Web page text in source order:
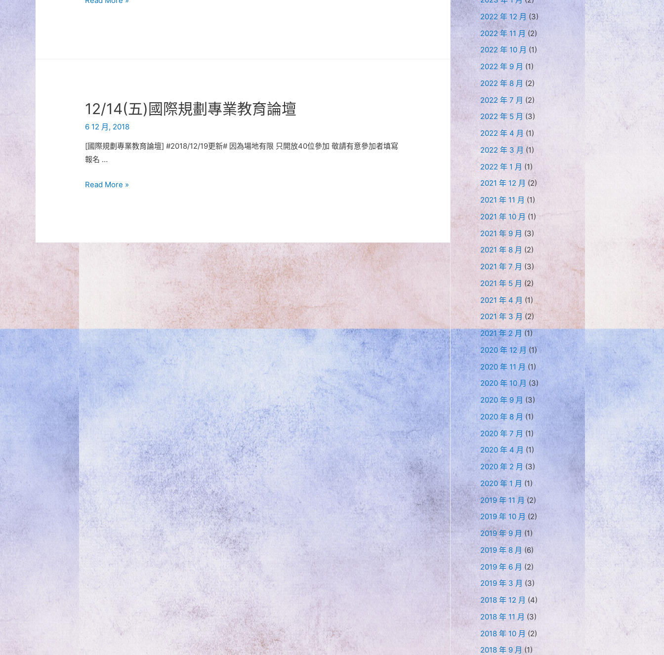
料
論
名]
12/14(五)國際規劃專業教育論壇
6 12 月, 2018
[國際規劃專業教育論壇] #2018/12/19更新# 因為場地有限 只開放40位參加 敬請有意參加者填寫
報名 …
12/14(五)
Read More »
2022 年 12 月(3)
2022 年 11 月 (2)
2022 年 10 月 (1)
2022 年 9 月 (1)
2022 年 8 月 (2)
2022 年 7 月 (2)
2022 年 5 月 (3)
2022 年 4 月 (1)
2022 年 3 月 (1)
2022 年 1 月 (1)
2021 年 12 月 (2)
2021 年 11 月 (1)
2021 年 10 月 (1)
2021 年 9 月 (3)
2021 年 8 月 (2)
2021 年 7 月 (3)
2021 年 5 月 (2)
2021 年 4 月 (1)
2021 年 3 月 (2)
2021 年 2 月 (1)
2020 年 12 月 (1)
2020 年 11 月 (1)
2020 年 10 月 (3)
2020 年 9 月 (3)
2020 年 8 月 (1)
2020 年 7 月 (1)
2020 年 4 月 (1)
2020 年 2 月 (3)
2020 年 1 月 (1)
2019 年 11 月(2)
2019 年 10 月 (2)
2019 年 9 月 (1)
2019 年 8 月 (6)
2019 年 6 月 (2)
2019 年 3 月 (3)
2018 年 12 月 (4)
2018 年 11 月 (3)
2018 年 10 月 (2)
2018 年 9 月 (1)